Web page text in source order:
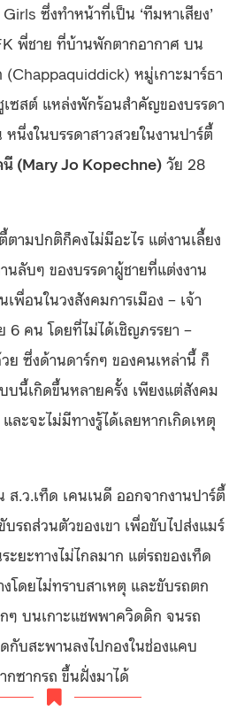
ซึ่งทำหน้าที่เป็น ‘ทีมหาเสียง’
พี่ชาย ที่บ้านพักตากอากาศ บน
หมู่เกาะมาร์ธา
ซสต์ แหล่งพักร้อนสำคัญของบรรดา
นึ่งในบรรดาสาวสวยในงานปาร์ตี้
นี (Mary Jo Kopechne) วัย 28
ตามปกติก็คงไม่มีอะไร แต่งานเลี้ยง
ลับๆ ของบรรดาผู้ชายที่แต่งงาน
พื่อนในวงสังคมการเมือง – เจ้า
6 คน โดยที่ไม่ได้เชิญภรรยา –
ย ซึ่งด้านดาร์กๆ ของคนเหล่านี้ ก็
บนี้เกิดขึ้นหลายครั้ง เพียงแต่สังคม
ละจะไม่มีทางรู้ได้เลยหากเกิดเหตุ
.ว.เท็ด เคนเนดี ออกจากงานปาร์ตี้
รถส่วนตัวของเขา เพื่อขับไปส่งแมร์
ะยะทางไม่ไกลมาก แต่รถของเท็ด
โดยไม่ทราบสาเหตุ และขับรถตก
ๆ บนเกาะแชพพาควิดดิก จนรถ
กับสะพานลงไปกองในช่องแคบ
กซากรถ ขึ้นฝั่งมาได้